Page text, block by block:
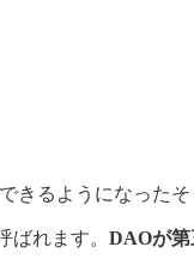
きるようになったそ
れます。 DAOが第